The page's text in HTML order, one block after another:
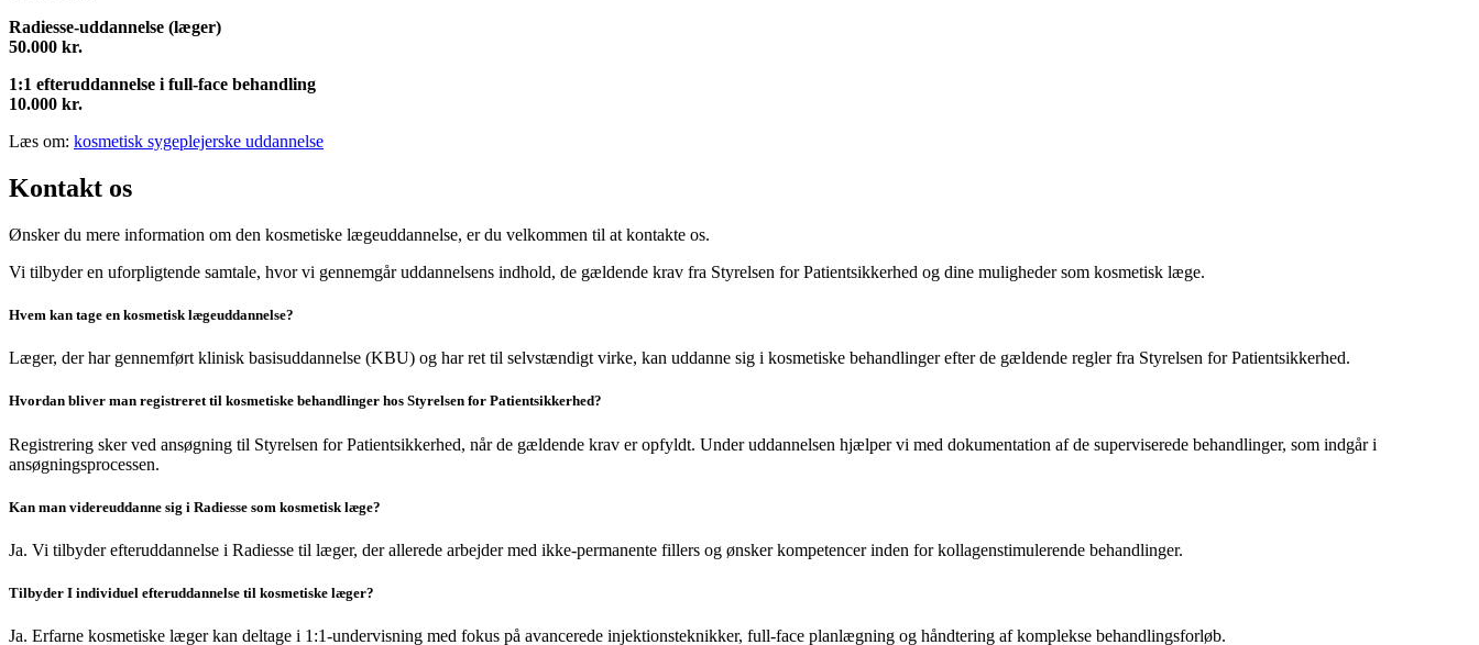
Radiesse-uddannelse (læger)
50.000 kr.
1:1 efteruddannelse i full-face behandling
10.000 kr.
Læs om: kosmetisk sygeplejerske uddannelse
Kontakt os
Ønsker du mere information om den kosmetiske lægeuddannelse, er du velkommen til at kontakte os.
Vi tilbyder en uforpligtende samtale, hvor vi gennemgår uddannelsens indhold, de gældende krav fra Styrelsen for Patientsikkerhed og dine muligheder som kosmetisk læge.
Hvem kan tage en kosmetisk lægeuddannelse?
Læger, der har gennemført klinisk basisuddannelse (KBU) og har ret til selvstændigt virke, kan uddanne sig i kosmetiske behandlinger efter de gældende regler fra Styrelsen for Patientsikkerhed.
Hvordan bliver man registreret til kosmetiske behandlinger hos Styrelsen for Patientsikkerhed?
Registrering sker ved ansøgning til Styrelsen for Patientsikkerhed, når de gældende krav er opfyldt. Under uddannelsen hjælper vi med dokumentation af de superviserede behandlinger, som indgår i
ansøgningsprocessen.
Kan man videreuddanne sig i Radiesse som kosmetisk læge?
Ja. Vi tilbyder efteruddannelse i Radiesse til læger, der allerede arbejder med ikke-permanente fillers og ønsker kompetencer inden for kollagenstimulerende behandlinger.
Tilbyder I individuel efteruddannelse til kosmetiske læger?
Ja. Erfarne kosmetiske læger kan deltage i 1:1-undervisning med fokus på avancerede injektionsteknikker, full-face planlægning og håndtering af komplekse behandlingsforløb.